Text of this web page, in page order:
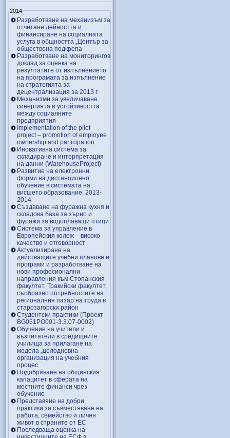
2014
Разработване на механизъм за
отчитане дейността и
финансиране на социалната
услуга в общността „Център за
обществена подкрепа
Разработване на мониторингов
доклад за оценка на
резултатите от изпълнението
на програмата за изпълнение
на стратегията за
децентрализация за 2013 г.
Механизми за увеличаване
синергията и устойчивостта
между социалните
предприятия
Implementation of the pilot
project – promotion of employee
ownership and participation
Иновативна система за
складиране и интерпретация
на данни (WarehouseProject)
Развитие на електронни
форми на дистанционно
обучение в системата на
висшето образование, 2013-
2014
Създаване на фуражна кухня и
складова база за зърно и
фуражи за водоплаващи птици
Система за управление в
Европейския колеж – високо
качество и отговорност
Актуализиране на
действащите учебни планове и
програми и разработване на
нови професионални
направления към Стопанския
факултет, Тракийски факултет,
съобразно потребностите на
регионалния пазар на труда в
старозагорски район
Студентски практики (Проект
BG051PO001-3.3.07-0002)
Обучение на учители и
възпитатели в средищните
училища за прилагане на
модела „целодневна
организация на учебния
процес
Подобряване на общинския
капацитет в сферата на
местните финанси чрез
обучение
Представяне на добри
практики за съвместяване на
работа, семейство и личен
живот в страните от ЕС
Последваща оценка на